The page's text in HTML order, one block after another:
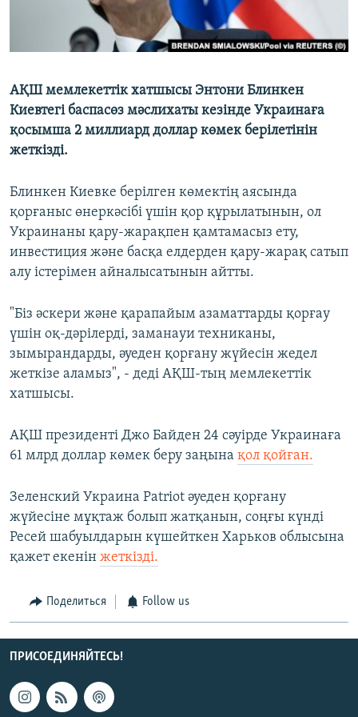
АҚШ мемлекеттік хатшысы Энтони Блинкен
Киевтегі баспасөз мәслихаты кезінде Украинаға
қосымша 2 миллиард доллар көмек берілетінін
жеткізді.
Блинкен Киевке берілген көмектің аясында
қорғаныс өнеркәсібі үшін қор құрылатынын, ол
Украинаны қару-жарақпен қамтамасыз ету,
инвестиция және басқа елдерден қару-жарақ сатып
алу істерімен айналысатынын айтты.
"Біз әскери және қарапайым азаматтарды қорғау
үшін оқ-дәрілерді, заманауи техниканы,
зымырандарды, әуеден қорғану жүйесін жедел
жеткізе аламыз", - деді АҚШ-тың мемлекеттік
хатшысы.
АҚШ президенті Джо Байден 24 сәуірде Украинаға
61 млрд доллар көмек беру заңына қол қойған.
Зеленский Украина Patriot әуеден қорғану
жүйесіне мұқтаж болып жатқанын, соңғы күнді
Ресей шабуылдарын күшейткен Харьков облысына
қажет екенін жеткізді.
Поделиться Follow us
ПРИСОЕДИНЯЙТЕСЬ!